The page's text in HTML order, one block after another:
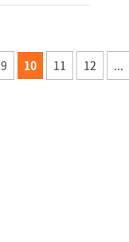
9 10 11 12